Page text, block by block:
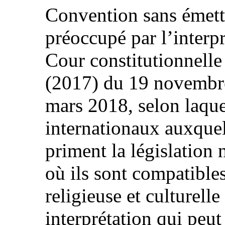
Convention sans
préoccupé par
Cour constitutionnelle
(2017) du 19
mars 2018, selon
internationaux
priment la législation
où ils sont
religieuse et
interprétation qui peut